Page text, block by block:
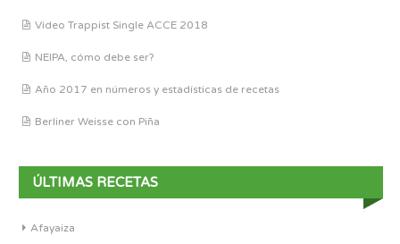
Vídeo Trappist Single ACCE 2018
NEIPA, cómo debe ser?
Año 2017 en números y estadísticas de recetas
Berliner Weisse con Piña
ÚLTIMAS RECETAS
Afayaiza